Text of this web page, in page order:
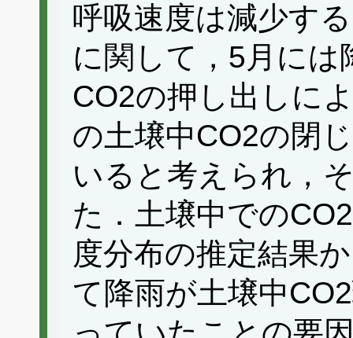
呼吸速度は減少す
に関して，5月には
CO2の押し出しに
の土壌中CO2の閉
いると考えられ，
た．土壌中での
度分布の推定結果
て降雨が土壌中